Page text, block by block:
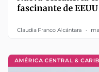
fascinante de
Claudia Franco Alcántara
AMÉRICA CENTRAL &